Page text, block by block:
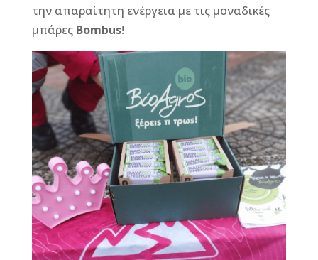
την απαραίτητη ενέργεια με τις μοναδικές
μπάρες Bombus!